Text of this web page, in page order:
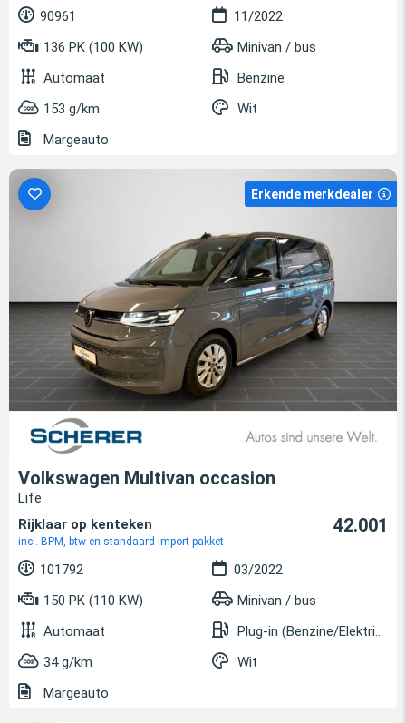
90961
11/2022
136 PK (100 KW)
Minivan / bus
Automaat
Benzine
153 g/km
Wit
Margeauto
Erkende merkdealer
Volkswagen Multivan occasion
Life
Rijklaar op kenteken
incl. BPM, btw en standaard import pakket
42.001
101792
03/2022
150 PK (110 KW)
Minivan / bus
Automaat
Plug-in (Benzine/Elektrisch)
34 g/km
Wit
Margeauto